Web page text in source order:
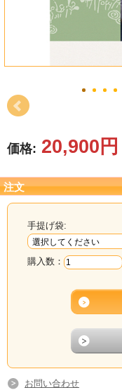
プレゼント
長寿のお祝い
その他
価格: 20,900円
注文
手提げ袋:
購入数：
お問い合わせ